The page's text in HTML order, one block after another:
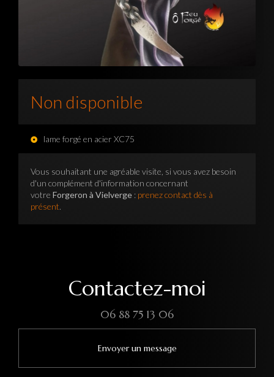
Non disponible
lame forgé en acier XC75
Vous souhaitant une agréable visite, si vous avez besoin
d'un complément d'information concernant
votre Forgeron à Vielverge : prenez contact dès à
présent.
Contactez-moi
06 88 75 13 06
Envoyer un message